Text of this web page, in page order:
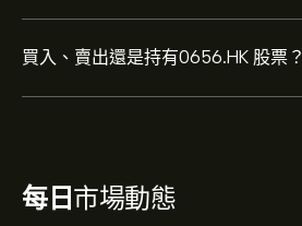
買入、賣出還是持有0656.HK 股票？
每日 市場動態